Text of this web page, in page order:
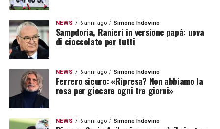
NEWS 6 anni ago Simone Indovino
Sampdoria, Ranieri in versione papà: uova
di cioccolato per tutti
NEWS 6 anni ago Simone Indovino
Ferrero sicuro: «Ripresa? Non abbiamo la
rosa per giocare ogni tre giorni»
NEWS 6 anni ago Simone Indovino